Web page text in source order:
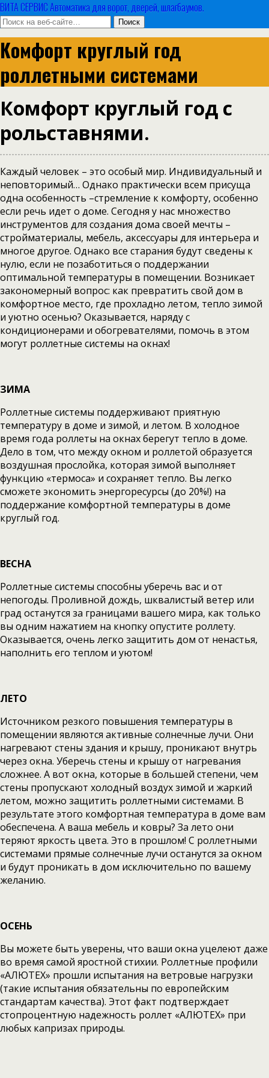
ВИТА СЕРВИС Автоматика для ворот, дверей, шлагбаумов.
Комфорт круглый год
роллетными системами
Комфорт круглый год с
рольставнями.
Каждый человек – это особый мир. Индивидуальный и
неповторимый… Однако практически всем присуща
одна особенность –стремление к комфорту, особенно
если речь идет о доме. Сегодня у нас множество
инструментов для создания дома своей мечты –
стройматериалы, мебель, аксессуары для интерьера и
многое другое. Однако все старания будут сведены к
нулю, если не позаботиться о поддержании
оптимальной температуры в помещении. Возникает
закономерный вопрос: как превратить свой дом в
комфортное место, где прохладно летом, тепло зимой
и уютно осенью? Оказывается, наряду с
кондиционерами и обогревателями, помочь в этом
могут роллетные системы на окнах!
ЗИМА
Роллетные системы поддерживают приятную
температуру в доме и зимой, и летом. В холодное
время года роллеты на окнах берегут тепло в доме.
Дело в том, что между окном и роллетой образуется
воздушная прослойка, которая зимой выполняет
функцию «термоса» и сохраняет тепло. Вы легко
сможете экономить энергоресурсы (до 20%!) на
поддержание комфортной температуры в доме
круглый год.
ВЕСНА
Роллетные системы способны уберечь вас и от
непогоды. Проливной дождь, шквалистый ветер или
град останутся за границами вашего мира, как только
вы одним нажатием на кнопку опустите роллету.
Оказывается, очень легко защитить дом от ненастья,
наполнить его теплом и уютом!
ЛЕТО
Источником резкого повышения температуры в
помещении являются активные солнечные лучи. Они
нагревают стены здания и крышу, проникают внутрь
через окна. Уберечь стены и крышу от нагревания
сложнее. А вот окна, которые в большей степени, чем
стены пропускают холодный воздух зимой и жаркий
летом, можно защитить роллетными системами. В
результате этого комфортная температура в доме вам
обеспечена. А ваша мебель и ковры? За лето они
теряют яркость цвета. Это в прошлом! С роллетными
системами прямые солнечные лучи останутся за окном
и будут проникать в дом исключительно по вашему
желанию.
ОСЕНЬ
Вы можете быть уверены, что ваши окна уцелеют даже
во время самой яростной стихии. Роллетные профили
«АЛЮТЕХ» прошли испытания на ветровые нагрузки
(такие испытания обязательны по европейским
стандартам качества). Этот факт подтверждает
стопроцентную надежность роллет «АЛЮТЕХ» при
любых капризах природы.